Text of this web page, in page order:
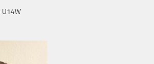
U14W